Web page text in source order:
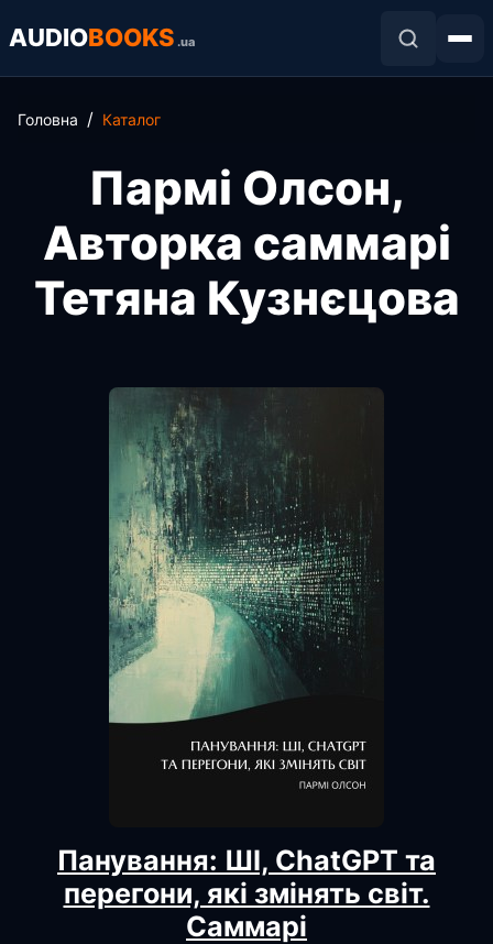
AUDIOBOOKS .ua
Головна Каталог
Пармі Олсон,
Авторка саммарі
Тетяна Кузнєцова
Панування: ШІ, ChatGPT та
перегони, які змінять світ.
Саммарі